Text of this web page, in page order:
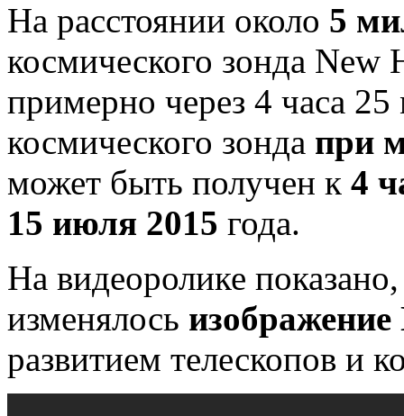
На расстоянии около 5
космического зонда New
примерно через 4 часа 25
космического зонда при
может быть получен к 4
15 июля 2015 года.
На видеоролике
изменялось
развитием телескопов и